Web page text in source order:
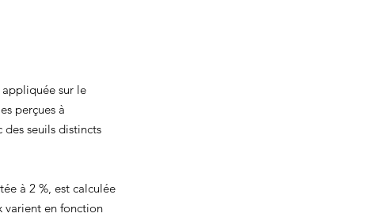
appliquée sur le
perçues à
seuils distincts
à 2 %, est calculée
varient en fonction